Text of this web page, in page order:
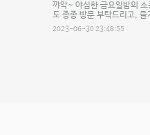
꺄악~ 야심한 금요일밤의
도 종종 방문 부탁드리고,
2023-06-30 23:48:55